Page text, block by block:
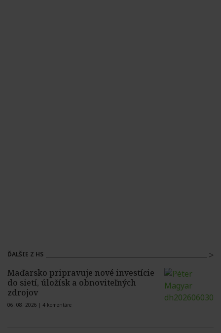
ĎALŠIE Z HS
Maďarsko pripravuje nové investície
do sietí, úložísk a obnoviteľných
zdrojov
06. 08. 2026 | 4 komentáre